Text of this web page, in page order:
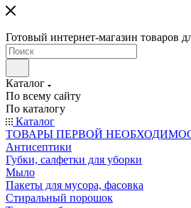
Готовый интернет-магазин товаров
Каталог
По всему сайту
По каталогу
Каталог
ТОВАРЫ ПЕРВОЙ
Антисептики
Губки, салфетки для уборки
Мыло
Пакеты для мусора, фасовка
Стиральный порошок